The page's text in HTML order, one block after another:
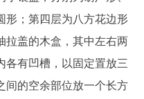
形；第四层为八方花边形
拉盖的木盒，其中左右两
各有凹槽，以固定置放三
间的空余部位放一个长方